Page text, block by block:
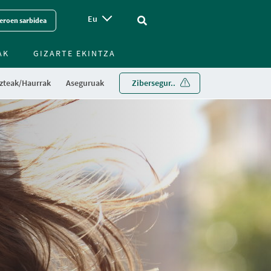
sarbidea Eu Vinculo - Buscar en la web
Haurrak Aseguruak Zibersegur..
GIZARTE EKINTZA